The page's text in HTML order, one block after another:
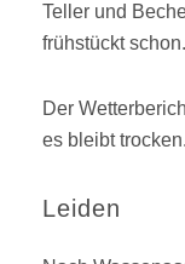
Teller und
frühstückt schon.
Der
es bleibt trocken.
Leiden